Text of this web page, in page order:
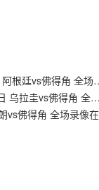
【世界杯1/16决赛】2026年
【世界杯小组赛H组】2026年06月22日 乌拉圭vs佛得角 全场录像在线回放
【